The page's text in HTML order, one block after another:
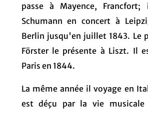
passe à Mayence,
Schumann en concert à
Berlin jusqu'en juillet 1843. Le
Förster le présente à Liszt. Il
Paris en 1844.
La même année il voyage en
est déçu par la vie